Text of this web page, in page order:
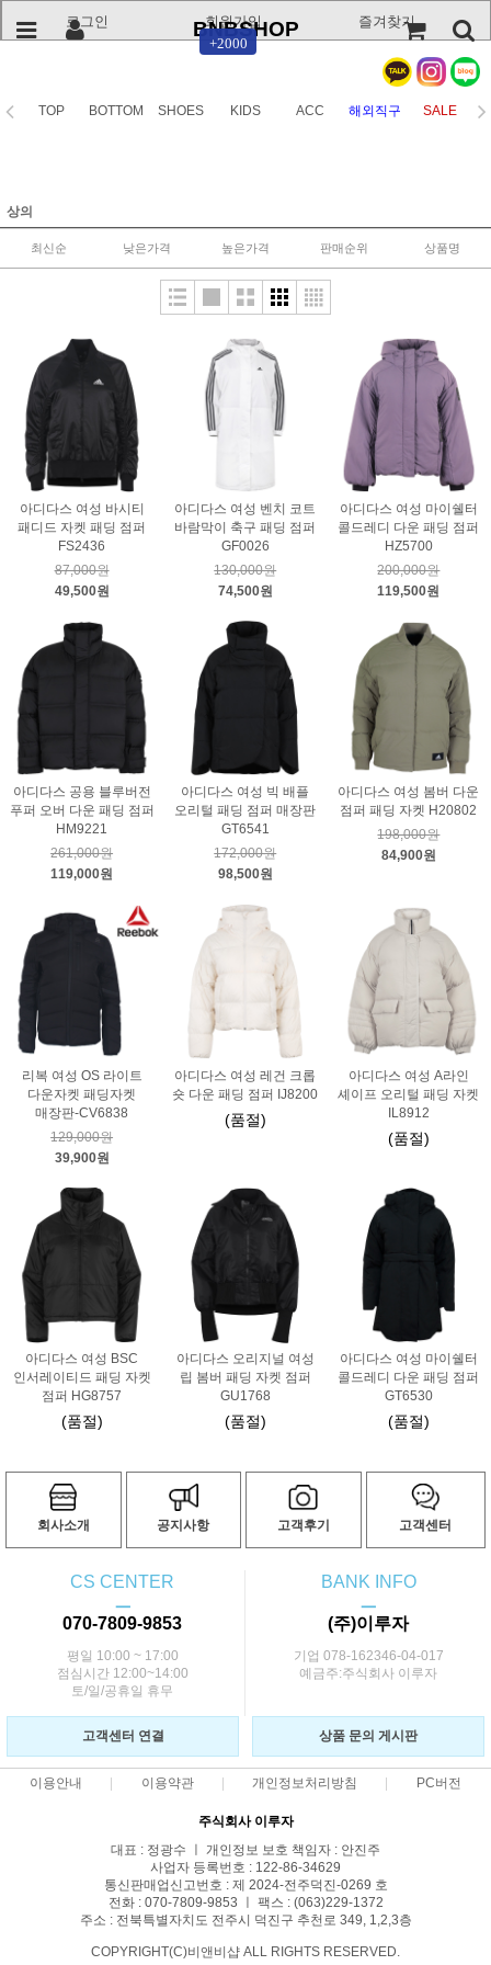
로그인
+2000
회원가입 즐겨찾기
BNBSHOP
TOP BOTTOM SHOES KIDS ACC 해외직구 SALE
상의
최신순 낮은가격 높은가격 판매순위 상품명
아디다스 여성 바시티
패디드 자켓 패딩 점퍼
FS2436
87,000원
49,500원
아디다스 여성 벤치 코트
바람막이 축구 패딩 점퍼
GF0026
130,000원
74,500원
아디다스 여성 마이쉘터
콜드레디 다운 패딩 점퍼
HZ5700
200,000원
119,500원
아디다스 공용 블루버전
푸퍼 오버 다운 패딩 점퍼
HM9221
261,000원
119,000원
아디다스 여성 빅 배플
오리털 패딩 점퍼 매장판
GT6541
172,000원
98,500원
아디다스 여성 봄버 다운
점퍼 패딩 자켓 H20802
198,000원
84,900원
리복 여성 OS 라이트
다운자켓 패딩자켓
매장판-CV6838
129,000원
39,900원
아디다스 여성 레건 크롭
숏 다운 패딩 점퍼 IJ8200
(품절)
아디다스 여성 A라인
셰이프 오리털 패딩 자켓
IL8912
(품절)
아디다스 여성 BSC
인서레이티드 패딩 자켓
점퍼 HG8757
(품절)
아디다스 오리지널 여성
립 봄버 패딩 자켓 점퍼
GU1768
(품절)
아디다스 여성 마이쉘터
콜드레디 다운 패딩 점퍼
GT6530
(품절)
회사소개 공지사항 고객후기 고객센터
CS CENTER
ㅡ
070-7809-9853
평일 10:00 ~ 17:00
점심시간 12:00~14:00
토/일/공휴일 휴무
BANK INFO
ㅡ
(주)이루자
기업 078-162346-04-017
예금주:주식회사 이루자
고객센터 연결 상품 문의 게시판
이용안내 이용약관 개인정보처리방침 PC버전
주식회사 이루자
대표 : 정광수 ㅣ 개인정보 보호 책임자 : 안진주
사업자 등록번호 : 122-86-34629
통신판매업신고번호 : 제 2024-전주덕진-0269 호
전화 : 070-7809-9853 ㅣ 팩스 : (063)229-1372
주소 : 전북특별자치도 전주시 덕진구 추천로 349, 1,2,3층
COPYRIGHT(C)비앤비샵 ALL RIGHTS RESERVED.